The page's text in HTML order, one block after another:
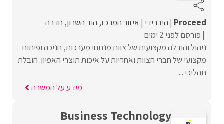
Proceed‏ היברידי איזור המרכז הוד השרון חדרה
פורסם לפני 2 ימים
ניהול והובלה מקצועית של צוות מנתחי מערכות, חניכה ופיתוח
מקצועי של חברי הצוות ואחריות על איכות תוצרי האפיון. הובלת
תהליכי ...
מידע על המשרה
Business Technology